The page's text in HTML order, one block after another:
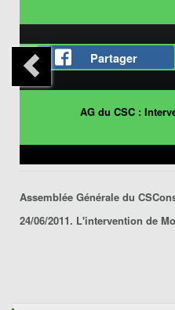
Partager
AG du CSC :
Assemblée Générale du
24/06/2011. L'intervention de